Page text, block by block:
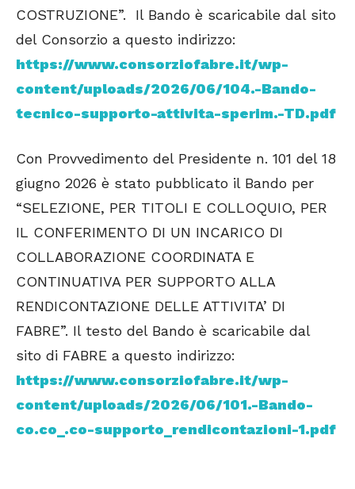
COSTRUZIONE”. Il Bando è scaricabile dal sito
del Consorzio a questo indirizzo:
https://www.consorziofabre.it/wp-
content/uploads/2026/06/104.-Bando-
tecnico-supporto-attivita-sperim.-TD.pdf
Con Provvedimento del Presidente n. 101 del 18
giugno 2026 è stato pubblicato il Bando per
“SELEZIONE, PER TITOLI E COLLOQUIO, PER
IL CONFERIMENTO DI UN INCARICO DI
COLLABORAZIONE COORDINATA E
CONTINUATIVA PER SUPPORTO ALLA
RENDICONTAZIONE DELLE ATTIVITA’ DI
FABRE”. Il testo del Bando è scaricabile dal
sito di FABRE a questo indirizzo:
https://www.consorziofabre.it/wp-
content/uploads/2026/06/101.-Bando-
co.co_.co-supporto_rendicontazioni-1.pdf